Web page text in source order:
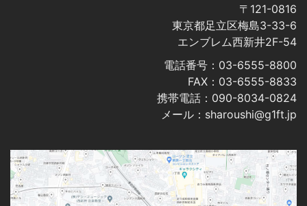
〒121-0816
東京都足立区梅島3-33-6
エンブレム西新井2F-54
電話番号：03-6555-8800
FAX：03-6555-8833
携帯電話：090-8034-0824
メール：sharoushi@g1ft.jp